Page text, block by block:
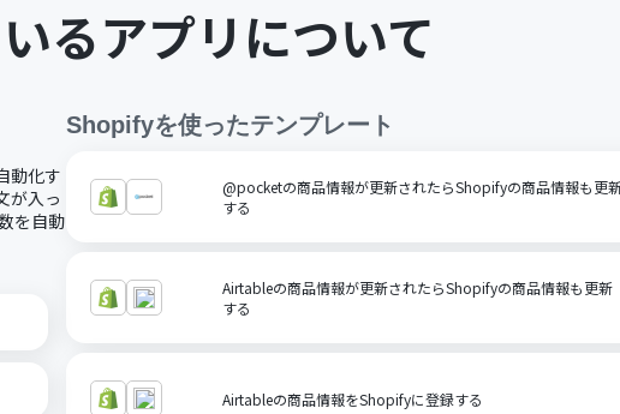
るアプリについて
動化す
が入っ
を自動
Shopifyを使ったテンプレート
@pocketの商品情報が更新されたらShopifyの商品情報も更
する
Airtableの商品情報が更新されたらShopifyの商品情報も更新
する
Airtableの商品情報をShopifyに登録する